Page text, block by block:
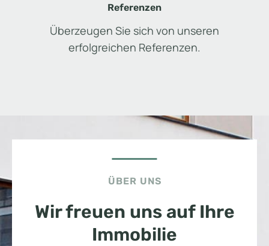
Referenzen
Überzeugen Sie sich von unseren
erfolgreichen Referenzen.
ÜBER UNS
Wir freuen uns auf Ihre
Immobilie